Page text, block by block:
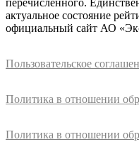
перечисленного.
актуальное состояние
официальный сайт АО
Пользовательское
Политика в отношении
Политика в отношении